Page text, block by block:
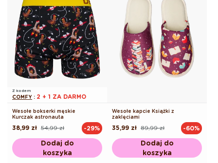
Z kodem
COMFY : 2 + 1 ZA DARMO
Wesołe bokserki męskie
Kurczak astronauta
Cena
54,99 zł
Cena
38,99 zł -29%
Dodaj do
koszyka
Wesołe kapcie Książki z
zaklęciami
Cena
89,99 zł
Cena
35,99 zł -60%
Dodaj do
koszyka